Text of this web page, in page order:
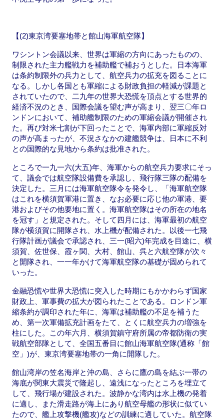
【(2)東京湾要塞地帯と館山海軍航空隊】
ワシントン会議以来、世界は軍縮の方向にあったものの、
制限された主力艦戦力を補助艦で補おうとした。日本海軍
は条約制限外の兵力として、航空兵力の拡充を図ることに
なる。しかし各国とも軍縮による財政負担の軽減が課題と
されていたので、二九年の世界大恐慌を頂点とする世界的
経済不況のとき、国際会議を望む声が高まり、翌三〇年ロ
ンドンにおいて、補助艦制限のための軍縮会議が開催され
た。再び対米七割が下回ったことで、海軍内部に軍縮反対
の声が高まったが、不況さなかの建艦競争は、日本に不利
との国際的な見地から条約は批准された。
ところで一九一六(大五)年、海軍からの航空兵力要求にそっ
て、議会では航空隊設備費を承認し、飛行隊三隊の配備を
決定した。三月には海軍航空隊令を発令し、「海軍航空隊
はこれを横須賀軍港に置き、なお必要に応じ他の軍港、要
港およびその他要地に置く。海軍航空隊はその所在の地名
を冠す」と規定された。そして四月には、海軍最初の航空
隊が横須賀に開隊され、水上機が配備された。以後一七飛
行隊計画が議会で承認され、三一(昭六)年完成を目途に、横
須賀、佐世保、霞ヶ関、大村、館山、呉と六航空隊が次々
と開隊され、一一年かけて海軍航空隊の基礎が固められて
いった。
金融恐慌や世界大恐慌に突入した時期にもかかわらず国家
財政上、軍事費の拡大が図られたことである。ロンドン軍
縮条約が調印された年に、海軍は補助艦の不足を補うた
め、第一次軍備拡充計画をたて、とくに航空兵力の増強を
柱にした。この年六月、横須賀鎮守府所属の帝都防衛の実
戦航空部隊として、全国五番目に館山海軍航空隊(通称「館
空」)が、東京湾要塞地帯の一角に開隊した。
館山湾岸の笠名海岸と沖の島、さらに鷹の島を結ぶ一帯の
海底が関東大震災で隆起し、遠浅になったところを埋立て
して、飛行場が建設された。波静かな湾内は水上機の発着
に適し、また滑走路が海上にあり航空母艦の形状に似てい
たので、艦上攻撃機(艦攻)などの訓練に適していた。航空隊